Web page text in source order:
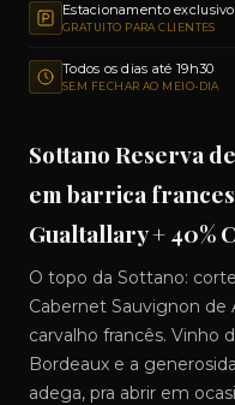
Estacionamento exclusivo
GRATUITO PARA CLIENTES
Todos os dias até 19h30
SEM FECHAR AO MEIO-DIA
Sottano Reserva
em barrica
Gualtallary + 40%
O topo da Sottano:
Cabernet Sauvignon de
carvalho francês. Vinho
Bordeaux e a
adega, pra abrir em